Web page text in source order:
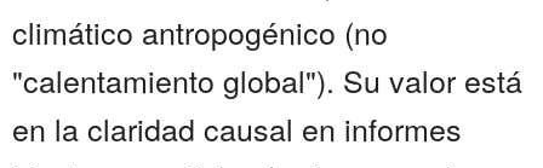
climático antropogénico (no
"calentamiento global"). Su valor está
en la claridad causal en informes